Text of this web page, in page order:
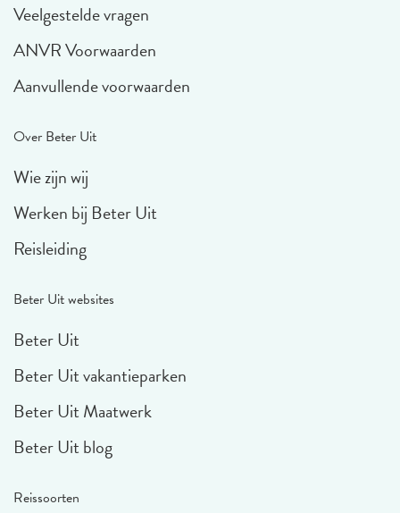
Veelgestelde vragen
ANVR Voorwaarden
Aanvullende voorwaarden
Over Beter Uit
Wie zijn wij
Werken bij Beter Uit
Reisleiding
Beter Uit websites
Beter Uit
Beter Uit vakantieparken
Beter Uit Maatwerk
Beter Uit blog
Reissoorten